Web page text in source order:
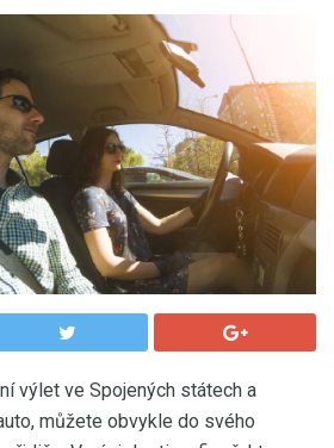
výlet ve Spojených státech a
můžete obvykle do svého